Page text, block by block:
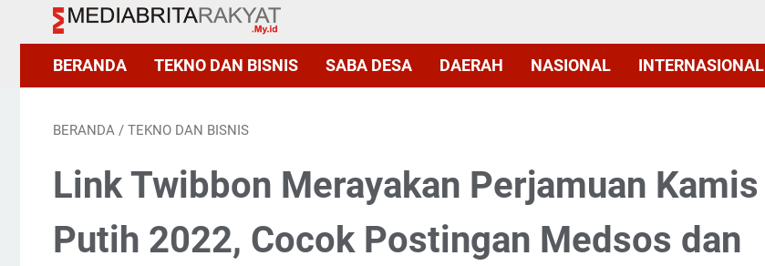
BERANDA TEKNO DAN BISNIS SABA DESA DAERAH NASIONAL INTERNASIONAL
BERANDA / TEKNO DAN BISNIS
Link Twibbon Merayakan Perjamuan Kamis
Putih 2022, Cocok Postingan Medsos dan